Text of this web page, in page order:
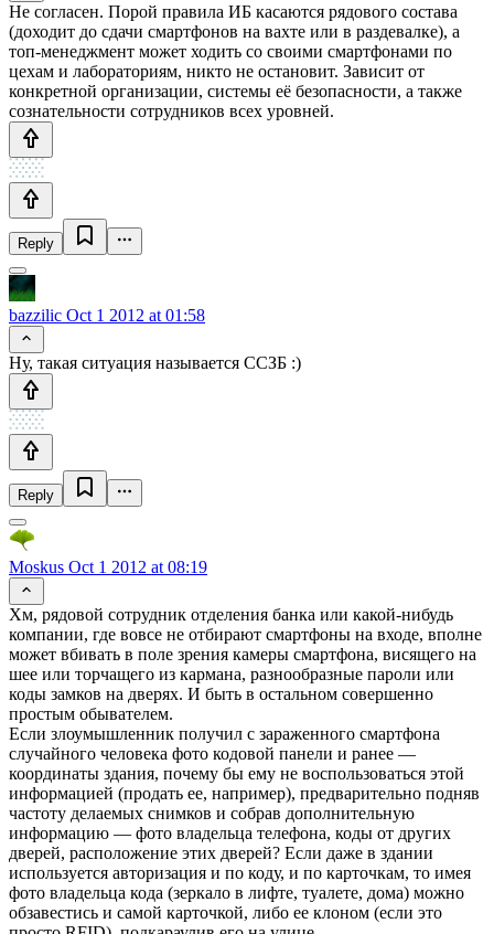
Не согласен. Порой правила ИБ касаются рядового состава
(доходит до сдачи смартфонов на вахте или в раздевалке), а
топ-менеджмент может ходить со своими смартфонами по
цехам и лабораториям, никто не остановит. Зависит от
конкретной организации, системы её безопасности, а также
сознательности сотрудников всех уровней.
Reply
bazzilic Oct 1 2012 at 01:58
Ну, такая ситуация называется ССЗБ :)
Reply
Moskus Oct 1 2012 at 08:19
Хм, рядовой сотрудник отделения банка или какой-нибудь
компании, где вовсе не отбирают смартфоны на входе, вполне
может вбивать в поле зрения камеры смартфона, висящего на
шее или торчащего из кармана, разнообразные пароли или
коды замков на дверях. И быть в остальном совершенно
простым обывателем.
Если злоумышленник получил с зараженного смартфона
случайного человека фото кодовой панели и ранее —
координаты здания, почему бы ему не воспользоваться этой
информацией (продать ее, например), предварительно подняв
частоту делаемых снимков и собрав дополнительную
информацию — фото владельца телефона, коды от других
дверей, расположение этих дверей? Если даже в здании
используется авторизация и по коду, и по карточкам, то имея
фото владельца кода (зеркало в лифте, туалете, дома) можно
обзавестись и самой карточкой, либо ее клоном (если это